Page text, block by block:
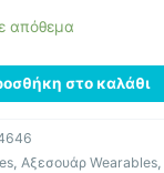
απόθεμα
στο καλάθι
, Αξεσουάρ Wearables,